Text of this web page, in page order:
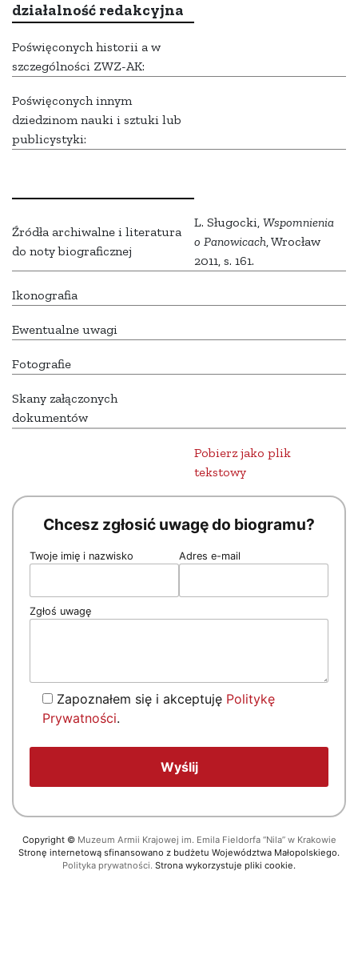
działalność redakcyjna
Poświęconych historii a w
szczególności ZWZ-AK:
Poświęconych innym
dziedzinom nauki i sztuki lub
publicystyki:
Źródła archiwalne i literatura
do noty biograficznej
L. Sługocki, Wspomnienia
o Panowicach, Wrocław
2011, s. 161.
Ikonografia
Ewentualne uwagi
Fotografie
Skany załączonych
dokumentów
Pobierz jako plik
tekstowy
Chcesz zgłosić uwagę do biogramu?
Twoje imię i nazwisko Adres e-mail
Zgłoś uwagę
Zapoznałem się i akceptuję Politykę
Prywatności.
Copyright © Muzeum Armii Krajowej im. Emila Fieldorfa “Nila” w Krakowie
Stronę internetową sfinansowano z budżetu Województwa Małopolskiego.
Polityka prywatności. Strona wykorzystuje pliki cookie.